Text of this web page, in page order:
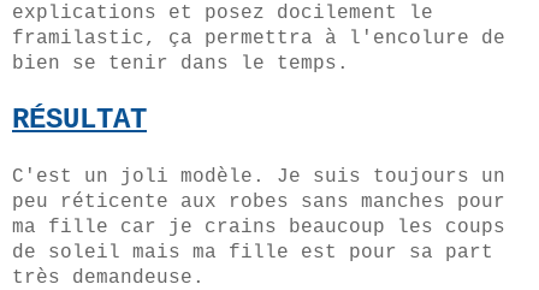
explications et posez docilement le
framilastic, ça permettra à l'encolure de
bien se tenir dans le temps.
RÉSULTAT
C'est un joli modèle. Je suis toujours un
peu réticente aux robes sans manches pour
ma fille car je crains beaucoup les coups
de soleil mais ma fille est pour sa part
très demandeuse.